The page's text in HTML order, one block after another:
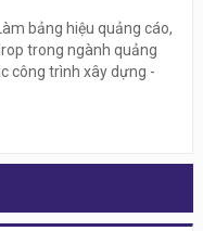
bảng hiệu quảng cáo,
trong ngành quảng
công trình xây dựng -